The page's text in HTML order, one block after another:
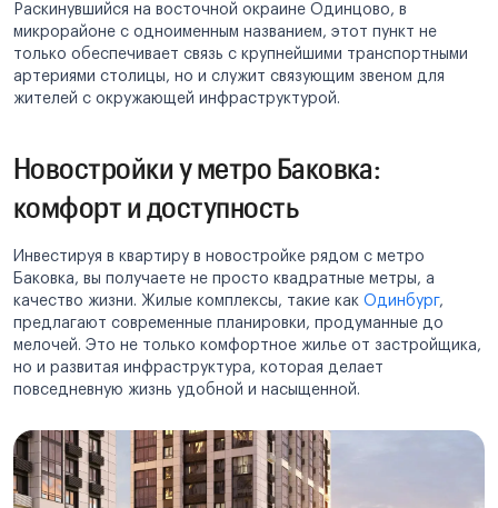
Раскинувшийся на восточной окраине Одинцово, в
микрорайоне с одноименным названием, этот пункт не
только обеспечивает связь с крупнейшими транспортными
артериями столицы, но и служит связующим звеном для
жителей с окружающей инфраструктурой.
Новостройки у метро Баковка:
комфорт и доступность
Инвестируя в квартиру в новостройке рядом с метро
Баковка, вы получаете не просто квадратные метры, а
качество жизни. Жилые комплексы, такие как Одинбург,
предлагают современные планировки, продуманные до
мелочей. Это не только комфортное жилье от застройщика,
но и развитая инфраструктура, которая делает
повседневную жизнь удобной и насыщенной.